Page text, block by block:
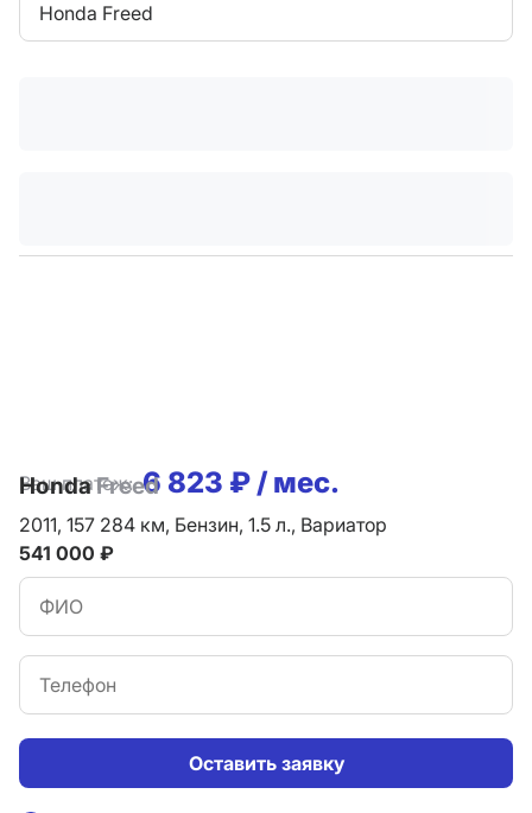
Honda Freed
Ваш платеж: 6 823 ₽ / мес.
Оставить заявку
HondaFreed
2011, 157 284 км, Бензин, 1.5 л., Вариатор
541 000 ₽